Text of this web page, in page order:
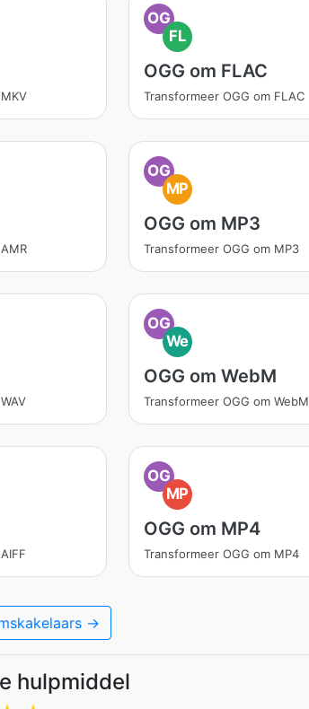
OG
FL
OGG om FLAC
Transformeer OGG om FLAC
OG
MP
OGG om MP3
Transformeer OGG om MP3
OG
We
OGG om WebM
Transformeer OGG om WebM
OG
MP
OGG om MP4
Transformeer OGG om MP4
→
hulpmiddel